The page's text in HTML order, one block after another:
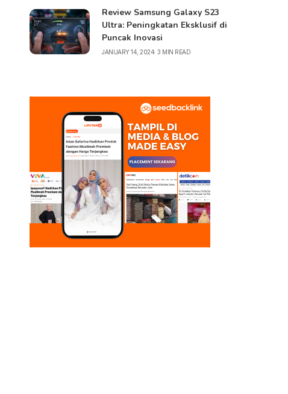
Review Samsung Galaxy S23
Ultra: Peningkatan Eksklusif di
Puncak Inovasi
JANUARY 14, 2024 3 MIN READ